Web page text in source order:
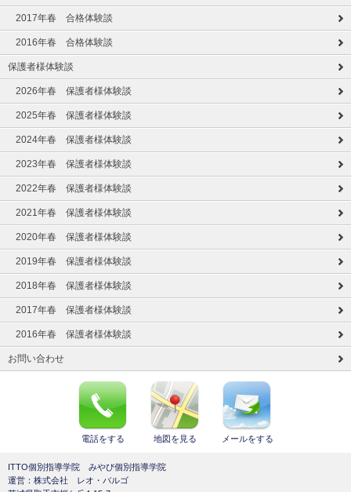
2017年春 合格体験談
2016年春 合格体験談
保護者様体験談
2026年春 保護者様体験談
2025年春 保護者様体験談
2024年春 保護者様体験談
2023年春 保護者様体験談
2022年春 保護者様体験談
2021年春 保護者様体験談
2020年春 保護者様体験談
2019年春 保護者様体験談
2018年春 保護者様体験談
2017年春 保護者様体験談
2016年春 保護者様体験談
お問い合わせ
電話をする 地図を見る メールをする
ITTO個別指導学院 みやび個別指導学院
運営：株式会社 レオ・バルゴ